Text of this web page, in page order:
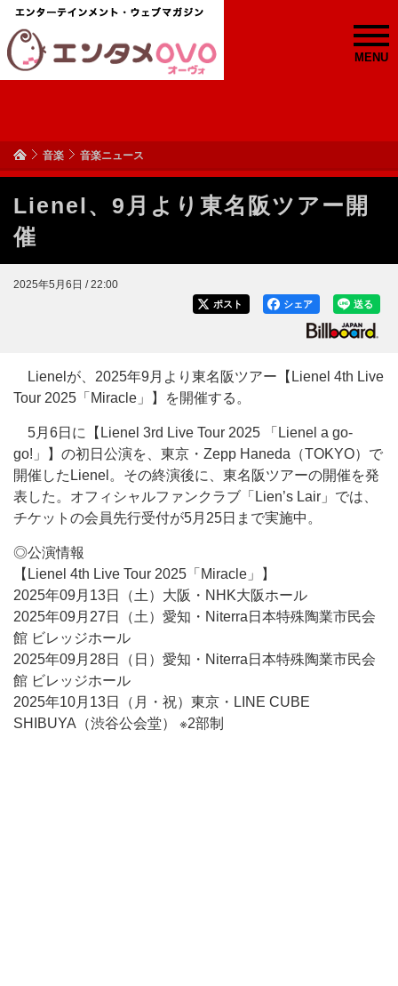
MENU
音楽 音楽ニュース
Lienel、9月より東名阪ツアー開
催
2025年5月6日 / 22:00
送る
シェア
ポスト
Lienelが、2025年9月より東名阪ツアー【Lienel 4th Live
Tour 2025「Miracle」】を開催する。
5月6日に【Lienel 3rd Live Tour 2025 「Lienel a go-
go!」】の初日公演を、東京・Zepp Haneda（TOKYO）で
開催したLienel。その終演後に、東名阪ツアーの開催を発
表した。オフィシャルファンクラブ「Lien’s Lair」では、
チケットの会員先行受付が5月25日まで実施中。
◎公演情報
【Lienel 4th Live Tour 2025「Miracle」】
2025年09月13日（土）大阪・NHK大阪ホール
2025年09月27日（土）愛知・Niterra日本特殊陶業市民会
館 ビレッジホール
2025年09月28日（日）愛知・Niterra日本特殊陶業市民会
館 ビレッジホール
2025年10月13日（月・祝）東京・LINE CUBE
SHIBUYA（渋谷公会堂） ※2部制